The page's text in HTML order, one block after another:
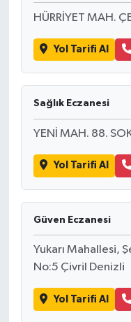
HÜRRİYET MAH.
Yol Tarifi Al
Sağlık Eczanesi
YENİ MAH. 88.
Yol Tarifi Al
Güven Eczanesi
Yukarı Mahallesi,
No:5 Çivril Denizli
Yol Tarifi Al